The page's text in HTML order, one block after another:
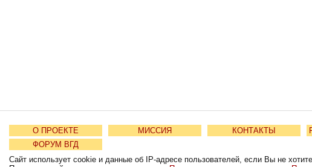
О ПРОЕКТЕ МИССИЯ КОНТАКТЫ
ФОРУМ ВГД
Сайт использует cookie и данные об IP-адресе пользователей, если Вы не